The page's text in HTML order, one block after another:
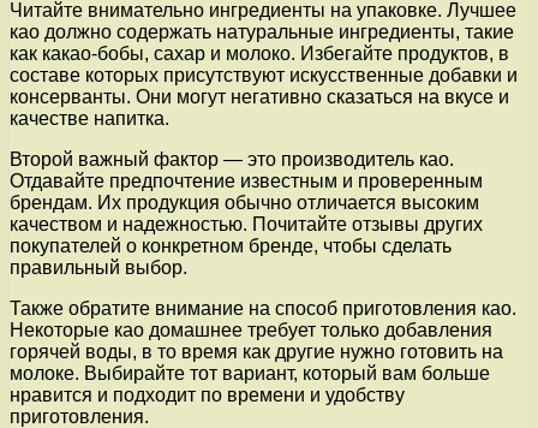
Читайте внимательно ингредиенты на упаковке. Лучшее
као должно содержать натуральные ингредиенты, такие
как какао-бобы, сахар и молоко. Избегайте продуктов, в
составе которых присутствуют искусственные добавки и
консерванты. Они могут негативно сказаться на вкусе и
качестве напитка.
Второй важный фактор — это производитель као.
Отдавайте предпочтение известным и проверенным
брендам. Их продукция обычно отличается высоким
качеством и надежностью. Почитайте отзывы других
покупателей о конкретном бренде, чтобы сделать
правильный выбор.
Также обратите внимание на способ приготовления као.
Некоторые као домашнее требует только добавления
горячей воды, в то время как другие нужно готовить на
молоке. Выбирайте тот вариант, который вам больше
нравится и подходит по времени и удобству
приготовления.